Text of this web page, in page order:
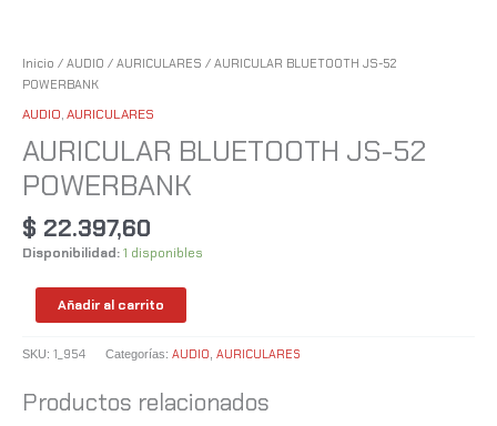
Inicio / AUDIO / AURICULARES / AURICULAR BLUETOOTH JS-52
POWERBANK
AUDIO,AURICULARES
AURICULAR BLUETOOTH JS-52
POWERBANK
$ 22.397,60
Disponibilidad:1 disponibles
Añadir al carrito
SKU: 1_954 Categorías: AUDIO AURICULARES
Productos relacionados